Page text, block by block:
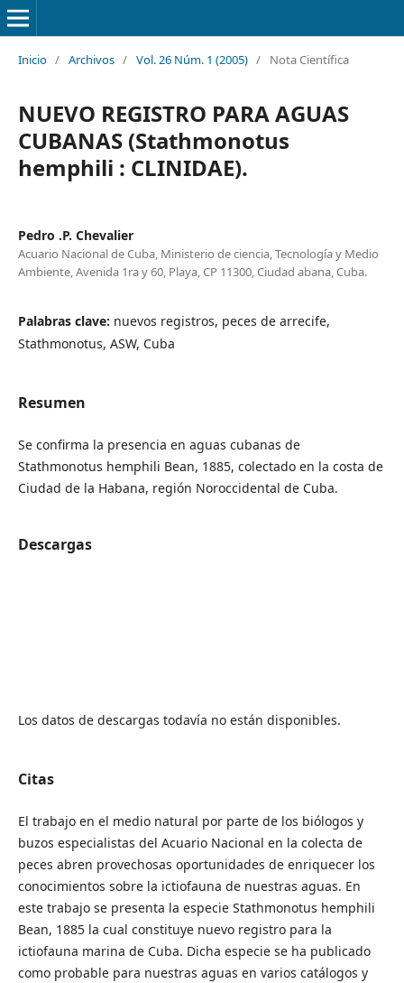
Inicio / Archivos / Vol. 26 Núm. 1 (2005) / Nota Científica
NUEVO REGISTRO PARA AGUAS
CUBANAS (Stathmonotus
hemphili : CLINIDAE).
Pedro .P. Chevalier
Acuario Nacional de Cuba, Ministerio de ciencia, Tecnología y Medio
Ambiente, Avenida 1ra y 60, Playa, CP 11300, Ciudad abana, Cuba.
Palabras clave: nuevos registros, peces de arrecife,
Stathmonotus, ASW, Cuba
Resumen
Se confirma la presencia en aguas cubanas de
Stathmonotus hemphili Bean, 1885, colectado en la costa de
Ciudad de la Habana, región Noroccidental de Cuba.
Descargas
Los datos de descargas todavía no están disponibles.
Citas
El trabajo en el medio natural por parte de los biólogos y
buzos especialistas del Acuario Nacional en la colecta de
peces abren provechosas oportunidades de enriquecer los
conocimientos sobre la ictiofauna de nuestras aguas. En
este trabajo se presenta la especie Stathmonotus hemphili
Bean, 1885 la cual constituye nuevo registro para la
ictiofauna marina de Cuba. Dicha especie se ha publicado
como probable para nuestras aguas en varios catálogos y